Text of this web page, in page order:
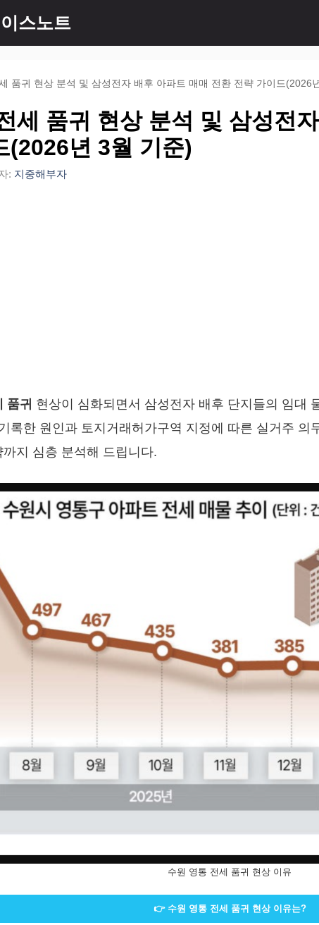
스노트
품귀 현상 분석 및 삼성전자 배후 아파트 매매 전환 전략 가이드(2026
세 품귀 현상 분석 및 삼성전
(2026년 3월 기준)
: 지중해부자
품귀 현상이 심화되면서 삼성전자 배후 단지들의 임대
록한 원인과 토지거래허가구역 지정에 따른 실거주 의
지 심층 분석해 드립니다.
수원 영통 전세 품귀 현상 이유
👉 수원 영통 전세 품귀 현상 이유는?